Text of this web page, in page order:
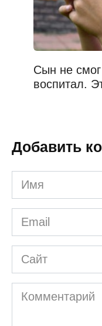
Сын не смог
воспитал.
Добавить
Имя
*
Email
*
Сайт
Комментарий